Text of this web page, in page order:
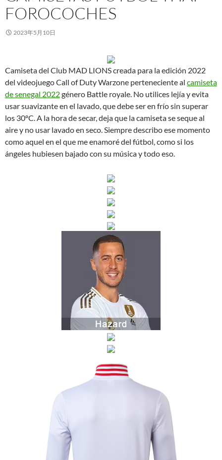
FOROCOCHES
2023年5月10日
Camiseta del Club MAD LIONS creada para la edición 2022
del videojuego Call of Duty Warzone perteneciente al camiseta
de senegal 2022género Battle royale. No utilices lejía y evita
usar suavizante en el lavado, que debe ser en frío sin superar
los 30ºC. A la hora de secar, deja que la camiseta se seque al
aire y no usar lavado en seco. Siempre describo ese momento
como aquel en el que me enamoré del fútbol, como si los
ángeles hubiesen bajado con su música y todo eso.